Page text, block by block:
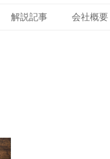
解説記事 会社概要